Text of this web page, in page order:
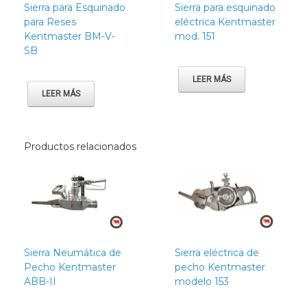
Sierra para Esquinado
para Reses
Kentmaster BM-V-
SB
LEER MÁS
Sierra para esquinado
eléctrica Kentmaster
mod. 151
LEER MÁS
Productos relacionados
Sierra Neumática de
Pecho Kentmaster
ABB-II
Sierra eléctrica de
pecho Kentmaster
modelo 153